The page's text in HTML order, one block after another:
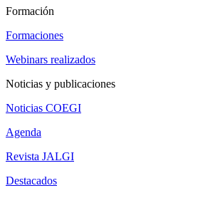
Formación
Formaciones
Webinars realizados
Noticias y publicaciones
Noticias COEGI
Agenda
Revista JALGI
Destacados